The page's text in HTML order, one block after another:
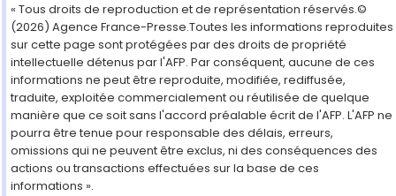
« Tous droits de reproduction et de représentation réservés.©
(2026) Agence France-Presse.Toutes les informations reproduites
sur cette page sont protégées par des droits de propriété
intellectuelle détenus par l'AFP. Par conséquent, aucune de ces
informations ne peut être reproduite, modifiée, rediffusée,
traduite, exploitée commercialement ou réutilisée de quelque
manière que ce soit sans l'accord préalable écrit de l'AFP. L'AFP ne
pourra être tenue pour responsable des délais, erreurs,
omissions qui ne peuvent être exclus, ni des conséquences des
actions ou transactions effectuées sur la base de ces
informations ».